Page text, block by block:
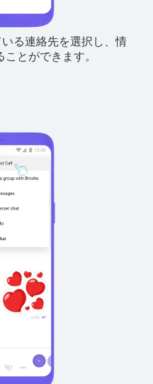
る連絡先を選択し、情
とができます。